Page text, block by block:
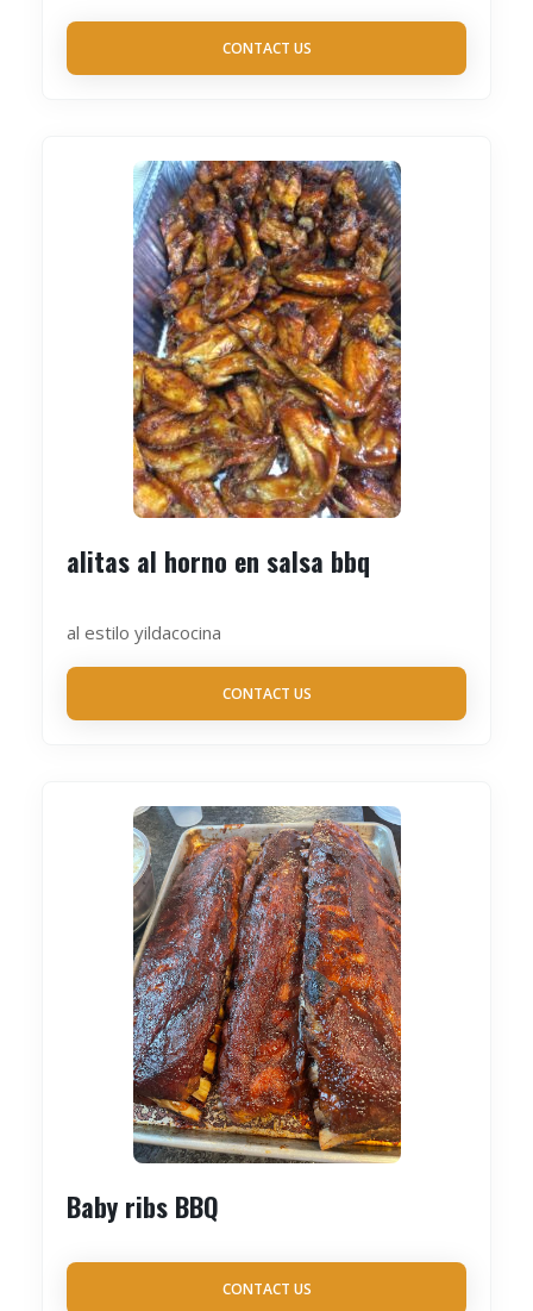
CONTACT US
alitas al horno en salsa bbq
al estilo yildacocina
CONTACT US
Baby ribs BBQ
CONTACT US